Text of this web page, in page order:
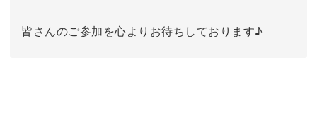
皆さんのご参加を心よりお待ちしております♪